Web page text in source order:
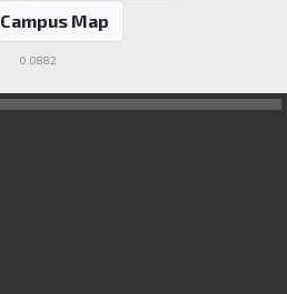
Campus Map
0.0882